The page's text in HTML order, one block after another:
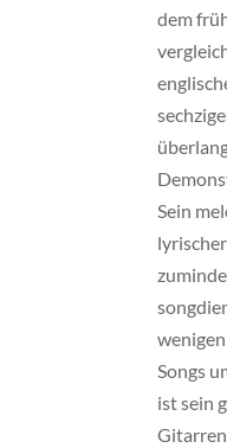
dem
Sein
Songs
ist sein